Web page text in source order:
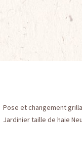
Pose et changement
Jardinier taille de haie